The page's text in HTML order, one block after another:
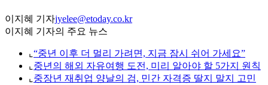
이지혜 기자jyelee@etoday.co.kr
이지혜 기자의 주요 뉴스
⌞ “중년 이후 더 멀리 가려면, 지금 잠시 쉬어 가세요”
⌞ 중년의 해외 자유여행 도전, 미리 알아야 할 5가지 원칙
⌞ 중장년 재취업 양날의 검, 민간 자격증 딸지 말지 고민